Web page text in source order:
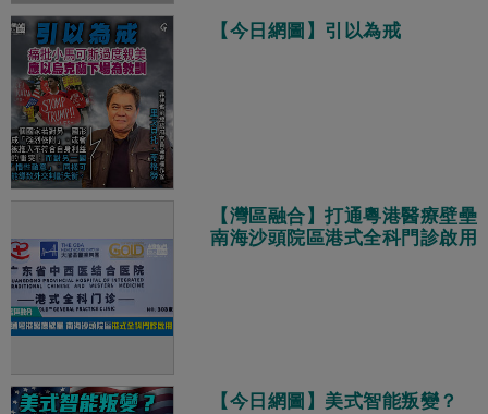
【今日網圖】引以為戒
【灣區融合】打通粵港醫療壁壘
南海沙頭院區港式全科門診啟用
【今日網圖】美式智能叛變？